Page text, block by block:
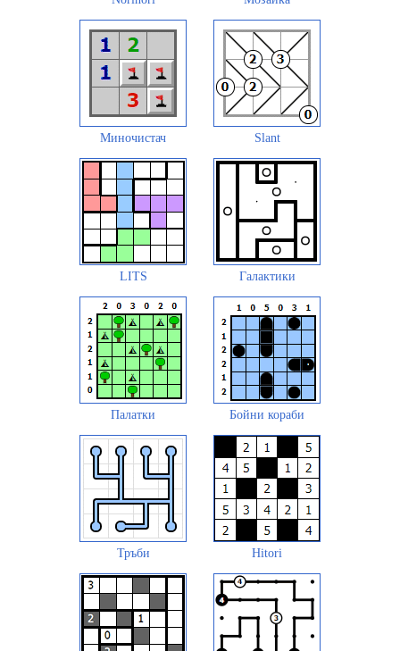
Миночистач Slant
LITS Галактики
Палатки Бойни кораби
Тръби Hitori